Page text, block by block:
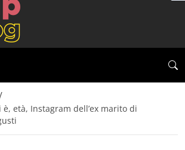
è, età, Instagram dell’ex marito di